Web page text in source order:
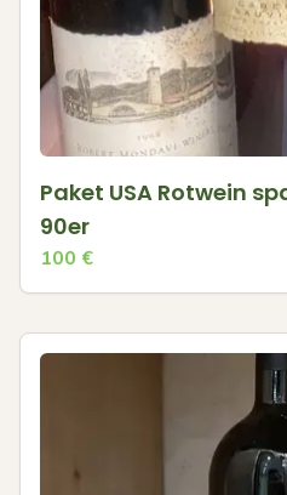
Paket USA Rotwein
90er
100 €